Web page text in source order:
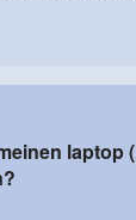
laptop